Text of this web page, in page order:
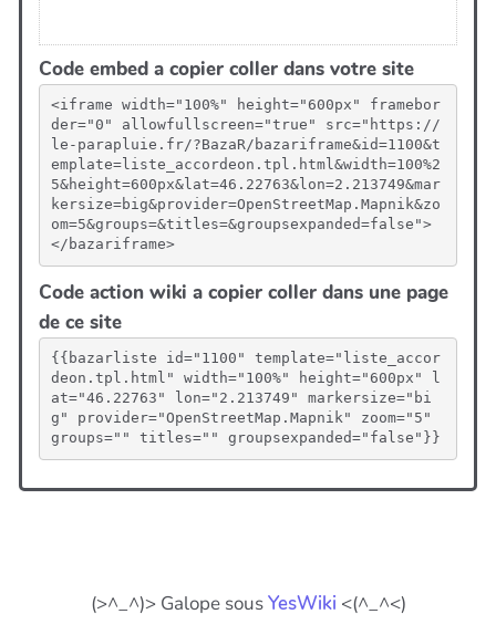
Code embed a copier coller dans votre site
<iframe width="100%" height="600px" framebor
der="0" allowfullscreen="true" src="https://
le-parapluie.fr/?BazaR/bazariframe&id=1100&t
emplate=liste_accordeon.tpl.html&width=100%2
5&height=600px&lat=46.22763&lon=2.213749&mar
kersize=big&provider=OpenStreetMap.Mapnik&zo
om=5&groups=&titles=&groupsexpanded=false">
</bazariframe>
Code action wiki a copier coller dans une page
de ce site
{{bazarliste id="1100" template="liste_accor
deon.tpl.html" width="100%" height="600px" l
at="46.22763" lon="2.213749" markersize="bi
g" provider="OpenStreetMap.Mapnik" zoom="5"
groups="" titles="" groupsexpanded="false"}}
(>^_^)> Galope sousYesWiki <(^_^<)